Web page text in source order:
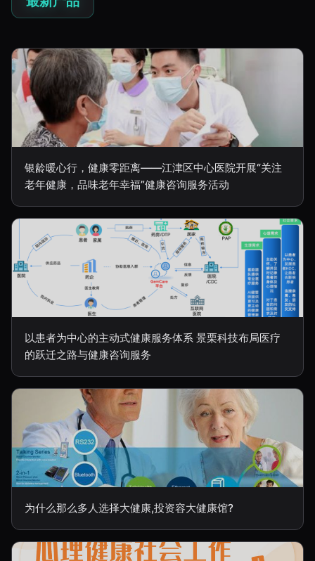
银龄暖心行，健康零距离——江津区中心医院开展“关注
老年健康，品味老年幸福”健康咨询服务活动
以患者为中心的主动式健康服务体系 景栗科技布局医疗
的跃迁之路与健康咨询服务
为什么那么多人选择大健康,投资容大健康馆?